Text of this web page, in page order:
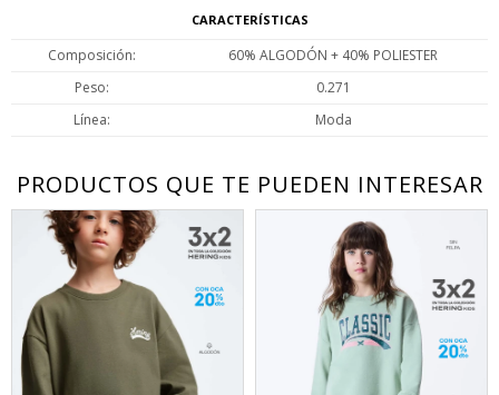
CARACTERÍSTICAS
Composición
60% ALGODÓN + 40% POLIESTER
Peso
0.271
Línea
Moda
PRODUCTOS QUE TE PUEDEN INTERESAR